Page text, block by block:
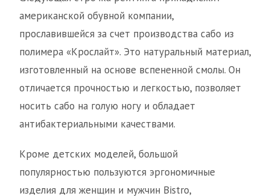
американской обувной компании,
прославившейся за счет производства сабо из
полимера «Крослайт». Это натуральный материал,
изготовленный на основе вспененной смолы. Он
отличается прочностью и легкостью, позволяет
носить сабо на голую ногу и обладает
антибактериальными качествами.
Кроме детских моделей, большой
популярностью пользуются эргономичные
изделия для женщин и мужчин Bistro,